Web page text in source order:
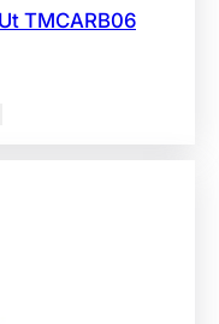
TMCARB06